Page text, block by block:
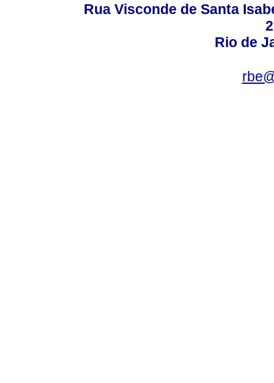
Rua Visconde de Santa
Rio de